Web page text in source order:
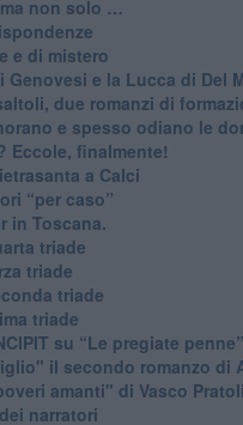
non solo …
e di mistero
Genovesi e la Lucca di Del
due romanzi di
e spesso odiano le
Eccole, finalmente!
a Calci
“per caso”
in Toscana.
triade
triade
triade
triade
su “Le pregiate penne”
il secondo romanzo di
amanti" di Vasco
narratori